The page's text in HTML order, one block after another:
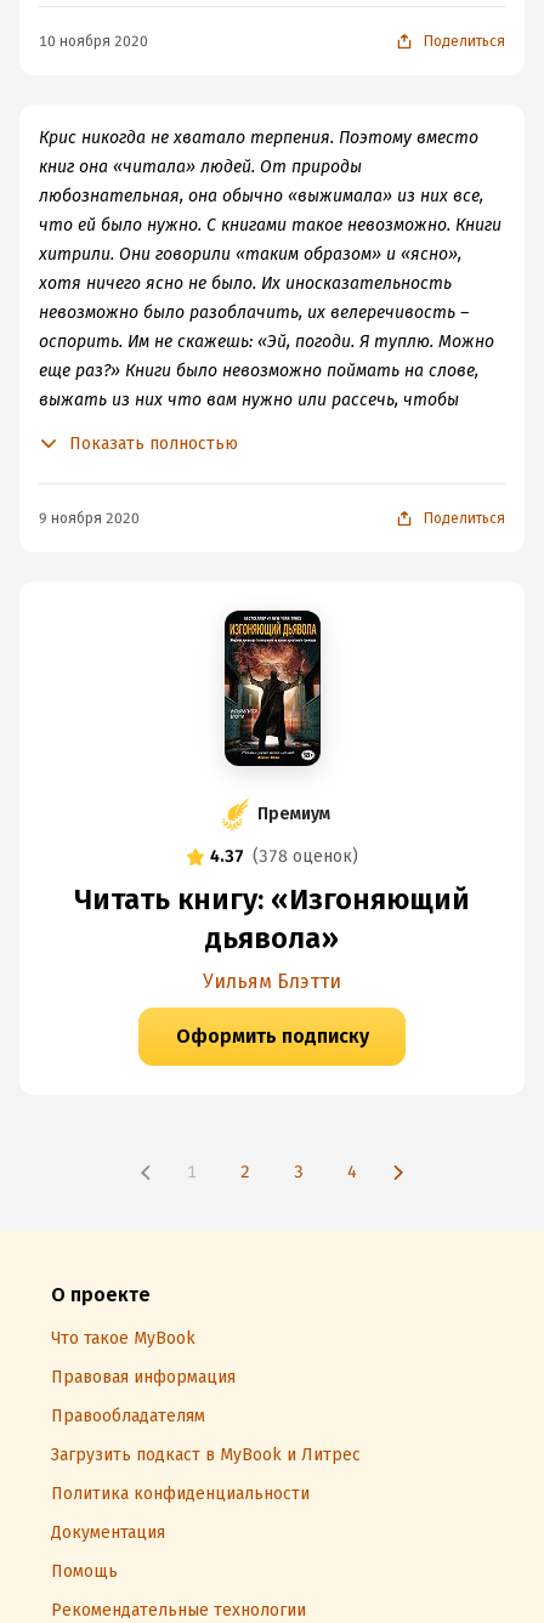
10 ноября 2020 Поделиться
Крис никогда не хватало терпения. Поэтому вместо
книг она «читала» людей. От природы
любознательная, она обычно «выжимала» из них все,
что ей было нужно. С книгами такое невозможно. Книги
хитрили. Они говорили «таким образом» и «ясно»,
хотя ничего ясно не было. Их иносказательность
невозможно было разоблачить, их велеречивость –
оспорить. Им не скажешь: «Эй, погоди. Я туплю. Можно
еще раз?» Книги было невозможно поймать на слове,
выжать из них что вам нужно или рассечь, чтобы
Показать полностью
9 ноября 2020 Поделиться
Премиум
4.37 (378 оценок)
Читать книгу: «Изгоняющий
дьявола»
Уильям Блэтти
Оформить подписку
1 2 3 4
О проекте
Что такое MyBook
Правовая информация
Правообладателям
Загрузить подкаст в MyBook и Литрес
Политика конфиденциальности
Документация
Помощь
Рекомендательные технологии